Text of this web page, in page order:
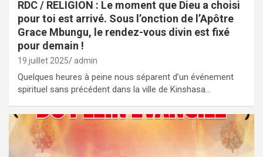
RDC / RELIGION : Le moment que Dieu a choisi
pour toi est arrivé. Sous l’onction de l’Apôtre
Grace Mbungu, le rendez-vous divin est fixé
pour demain !
19 juillet 2025 admin
Quelques heures à peine nous séparent d’un événement
spirituel sans précédent dans la ville de Kinshasa…